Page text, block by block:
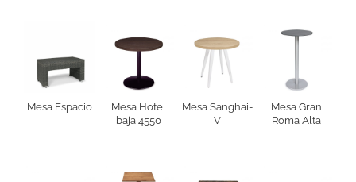
Mesa Espacio
Mesa Hotel
baja 4550
Mesa Sanghai-
V
Mesa Gran
Roma Alta